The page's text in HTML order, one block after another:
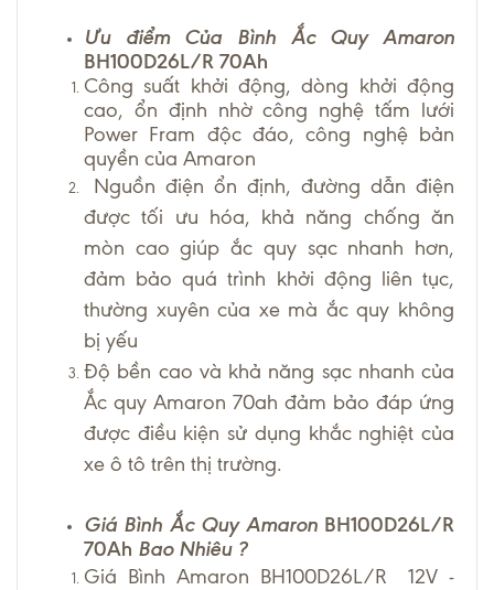
Ưu điểm Của Bình Ắc Quy Amaron
BH100D26L/R 70Ah
Công suất khởi động, dòng khởi động
cao, ổn định nhờ công nghệ tấm lưới
Power Fram độc đáo, công nghệ bản
quyền của Amaron
Nguồn điện ổn định, đường dẫn điện
được tối ưu hóa, khả năng chống ăn
mòn cao giúp ắc quy sạc nhanh hơn,
đảm bảo quá trình khởi động liên tục,
thường xuyên của xe mà ắc quy không
bị yếu
Độ bền cao và khả năng sạc nhanh của
Ắc quy Amaron 70ah đảm bảo đáp ứng
được điều kiện sử dụng khắc nghiệt của
xe ô tô trên thị trường.
Giá Bình Ắc Quy Amaron BH100D26L/R
70Ah Bao Nhiêu ?
Giá Bình Amaron BH100D26L/R 12V -